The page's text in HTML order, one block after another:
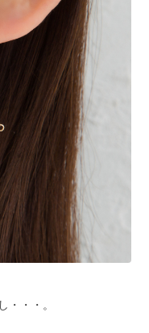
・・・。